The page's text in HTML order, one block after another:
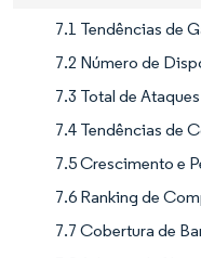
7.1 Tendências de
7.2 Número de
7.3 Total de
7.4 Tendências de
7.5 Crescimento e
7.6 Ranking de
7.7 Cobertura de